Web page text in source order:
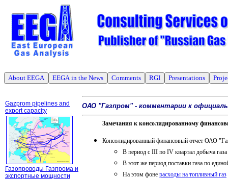
About EEGA EEGA in the News Comments RGI Presentations
Gazprom pipelines and
export capacity
Газопроводы Газпрома и
экспортные мощности
ОАО "Газпром" - комментарии к
Замечания к консолидированному
Консолидированный финансовый отчет ОАО
В период с III по IV квартал добыча
В этот же период поставки газа по
На этом фоне расходы на топливный газ